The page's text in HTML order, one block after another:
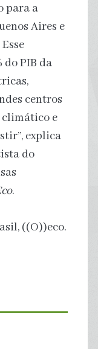
para a
Aires e
PIB da
centros
e
explica
do
.
((O))eco.